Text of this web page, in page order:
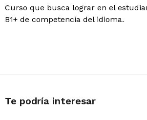
Curso que busca lograr en el
B1+ de competencia del idioma.
Te podría interesar